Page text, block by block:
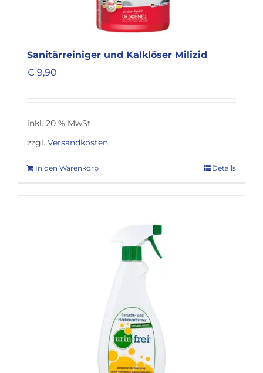
Sanitärreiniger und Kalklöser Milizid
€ 9,90
inkl. 20 % MwSt.
zzgl. Versandkosten
In den Warenkorb Details